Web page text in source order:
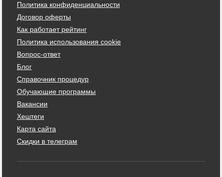
Политика конфиденциальности
Договор оферты
Как работает рейтинг
Политика использования cookie
Вопрос-ответ
Блог
Справочник процедур
Обучающие программы
Вакансии
Хештеги
Карта сайта
Скидки в телеграм